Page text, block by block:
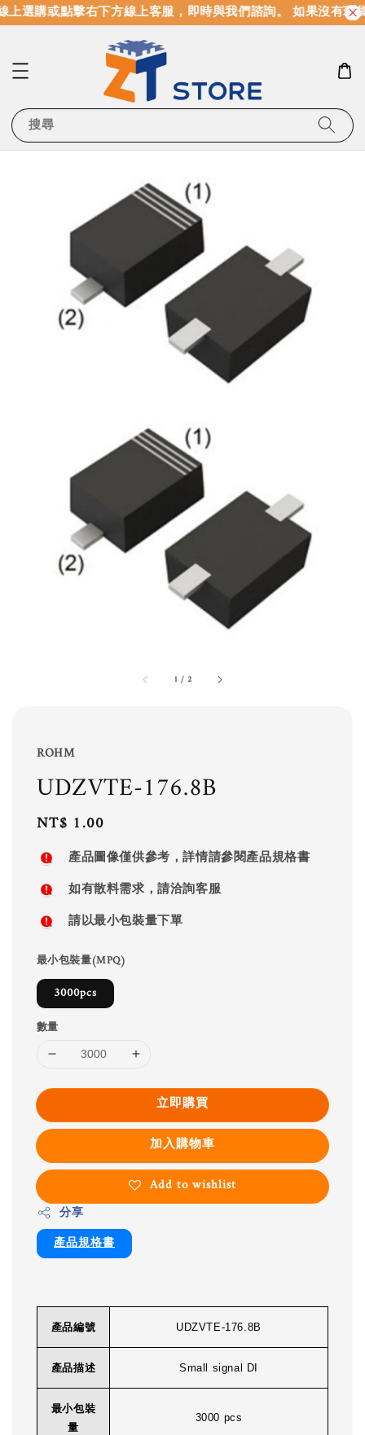
選購或點擊右下方線上客服，即時與我們諮詢。 如果沒有現
搜尋
1 / 2
ROHM
UDZVTE-176.8B
Regular
price
NT$ 1.00
產品圖像僅供參考，詳情請參閱產品規格書
如有散料需求，請洽詢客服
請以最小包裝量下單
最小包裝量(MPQ)
3000pcs
數量
立即購買
加入購物車
Add to wishlist
分享
產品規格書
產品編號 UDZVTE-176.8B
產品描述 Small signal DI
最小包裝
量
3000 pcs